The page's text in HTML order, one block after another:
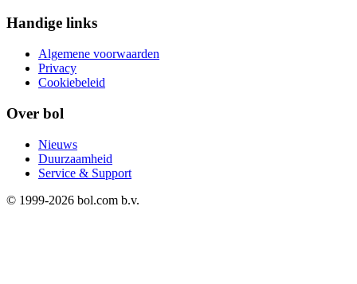
Handige links
Algemene voorwaarden
Privacy
Cookiebeleid
Over bol
Nieuws
Duurzaamheid
Service & Support
© 1999-2026 bol.com b.v.